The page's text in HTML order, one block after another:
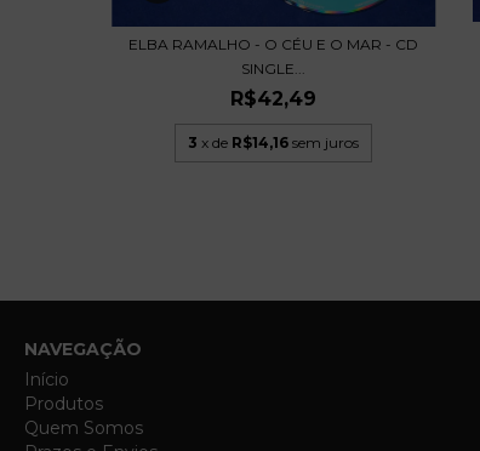
ELBA RAMALHO - O CÉU E O MAR - CD
SINGLE...
R$42,49
3 x de R$14,16 sem juros
NAVEGAÇÃO
Início
Produtos
Quem Somos